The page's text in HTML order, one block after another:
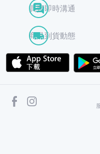
買賣即時溝通
商品到貨動態
APP
facebook